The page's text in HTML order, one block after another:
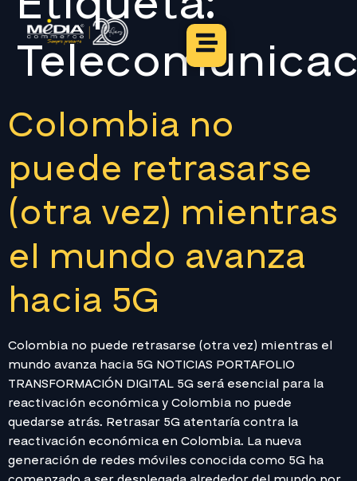
Colombia no
puede retrasarse
(otra vez) mientras
el mundo avanza
hacia 5G
Colombia no puede retrasarse (otra vez) mientras el
mundo avanza hacia 5G NOTICIAS PORTAFOLIO
TRANSFORMACIÓN DIGITAL 5G será esencial para la
reactivación económica y Colombia no puede
quedarse atrás. Retrasar 5G atentaría contra la
reactivación económica en Colombia. La nueva
generación de redes móviles conocida como 5G ha